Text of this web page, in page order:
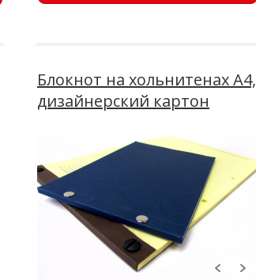
Блокнот на хольнитенах А4,
дизайнерский картон